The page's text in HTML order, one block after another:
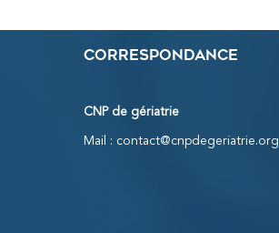
Correspondance
CNP de gériatrie
Mail : contact@cnpdegeriatrie.org